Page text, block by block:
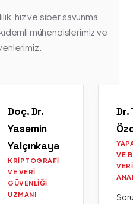
hız ve siber savunma
mühendislerimiz ve
Doç. Dr.
Yasemin
Yalçınkaya
KRIPTOGRAFI
VE VERI
GÜVENLIĞI
UZMANI
Dr.
VE
VERI